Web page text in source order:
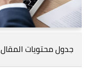
جدول محتويات المقال